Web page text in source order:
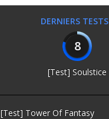
DERNIERS TESTS
8
[Test] Soulstice
[Test] Tower Of Fantasy